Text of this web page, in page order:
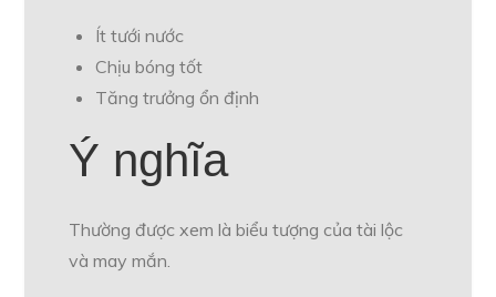
Ít tưới nước
Chịu bóng tốt
Tăng trưởng ổn định
Ý nghĩa
Thường được xem là biểu tượng của tài lộc
và may mắn.